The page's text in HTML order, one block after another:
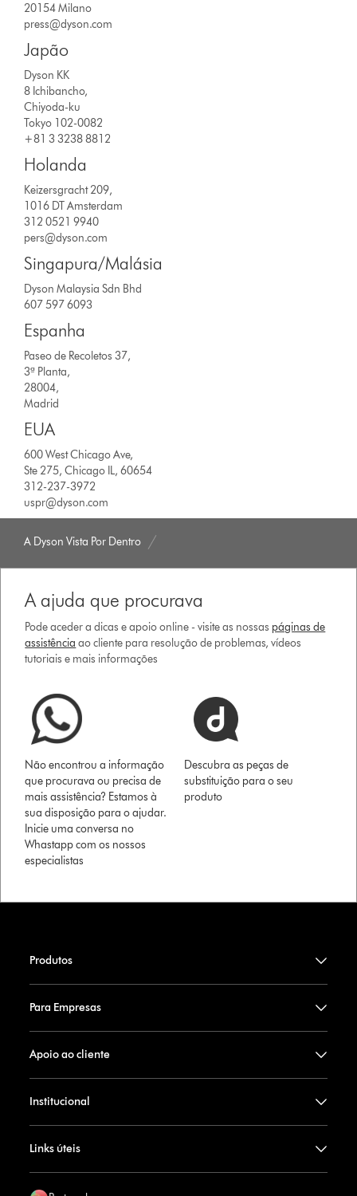
20154 Milano
press@dyson.com
Japão
Dyson KK
8 Ichibancho,
Chiyoda-ku
Tokyo 102-0082
+81 3 3238 8812
Holanda
Keizersgracht 209,
1016 DT Amsterdam
312 0521 9940
pers@dyson.com
Singapura/Malásia
Dyson Malaysia Sdn Bhd
607 597 6093
Espanha
Paseo de Recoletos 37,
3ª Planta,
28004,
Madrid
EUA
600 West Chicago Ave,
Ste 275, Chicago IL, 60654
312-237-3972
uspr@dyson.com
A Dyson Vista Por Dentro
A ajuda que procurava
Pode aceder a dicas e apoio online - visite as nossas páginas de
assistência ao cliente para resolução de problemas, vídeos
tutoriais e mais informações
Não encontrou a informação
que procurava ou precisa de
mais assistência? Estamos à
sua disposição para o ajudar.
Inicie uma conversa no
Whastapp com os nossos
especialistas
Descubra as peças de
substituição para o seu
produto
Produtos
Para Empresas
Apoio ao cliente
Institucional
Links úteis